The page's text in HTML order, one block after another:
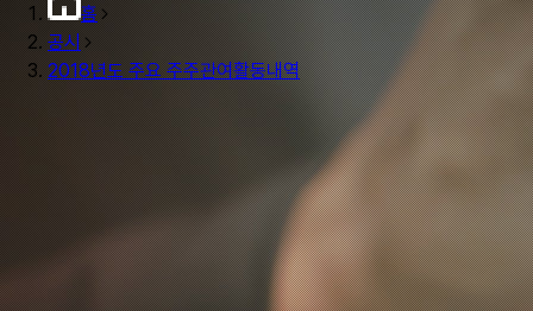
홈
공시
2018년도 주요 주주관여활동내역